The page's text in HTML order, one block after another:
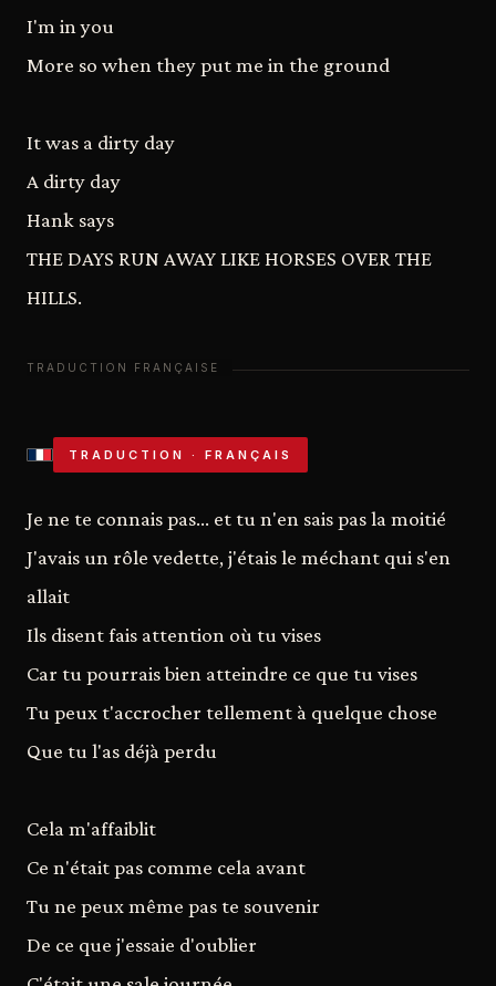
I'm in you
More so when they put me in the ground
It was a dirty day
A dirty day
Hank says
THE DAYS RUN AWAY LIKE HORSES OVER THE
HILLS.
TRADUCTION · FRANÇAIS
Je ne te connais pas... et tu n'en sais pas la moitié
J'avais un rôle vedette, j'étais le méchant qui s'en
allait
Ils disent fais attention où tu vises
Car tu pourrais bien atteindre ce que tu vises
Tu peux t'accrocher tellement à quelque chose
Que tu l'as déjà perdu
Cela m'affaiblit
Ce n'était pas comme cela avant
Tu ne peux même pas te souvenir
De ce que j'essaie d'oublier